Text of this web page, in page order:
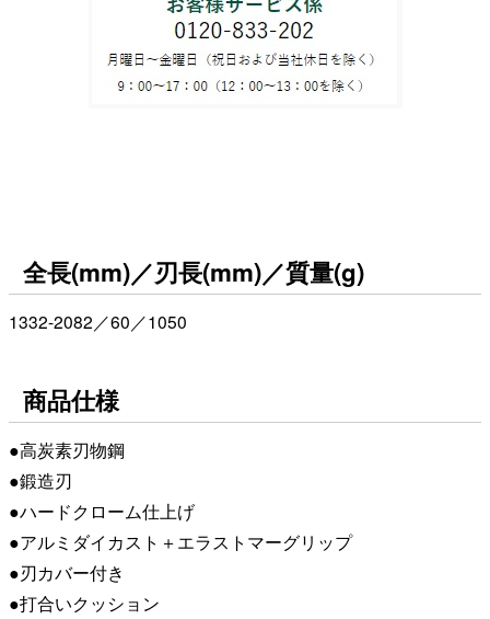
全長(mm)／刃長(mm)／質量(g)
1332-2082／60／1050
商品仕様
●高炭素刃物鋼
●鍛造刃
●ハードクローム仕上げ
●アルミダイカスト＋エラストマーグリップ
●刃カバー付き
●打合いクッション